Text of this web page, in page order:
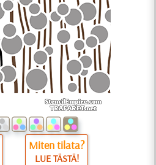
Miten tilata?
LUE TÄSTÄ!